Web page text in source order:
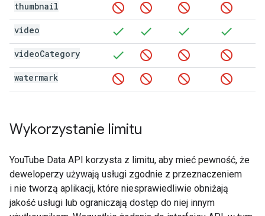
thumbnail
video
videoCategory
watermark
Wykorzystanie limitu
YouTube Data API korzysta z limitu, aby mieć pewność, że
deweloperzy używają usługi zgodnie z przeznaczeniem
i nie tworzą aplikacji, które niesprawiedliwie obniżają
jakość usługi lub ograniczają dostęp do niej innym